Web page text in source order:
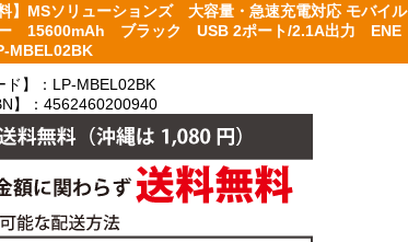
料】MSソリューションズ 大容量・急速充電対応 モバイル
15600mAh ブラック USB 2ポート/2.1A出力 ENE
MBEL02BK
ド】：LP-MBEL02BK
】：4562460200940